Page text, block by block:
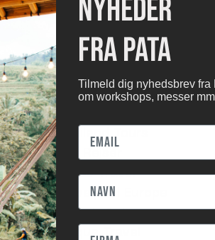
Smil Rejser
Solfaktor A/S
Spies
Tembo Travel Group ApS
Thailand Tours
Topas Travel
Travelpool Europe
Turkish Airlines
Unique Travel
nyheder
fra pata
Tilmeld dig nyhedsbrev fra
om workshops, messer